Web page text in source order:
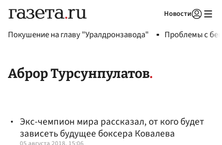
Новости
Покушение на главу "Уралдронзавода" Проблемы с
Аброр Турсунпулатов
Экс-чемпион мира рассказал, от кого будет
зависеть будущее боксера Ковалева